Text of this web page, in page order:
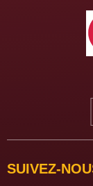
SUIVEZ-